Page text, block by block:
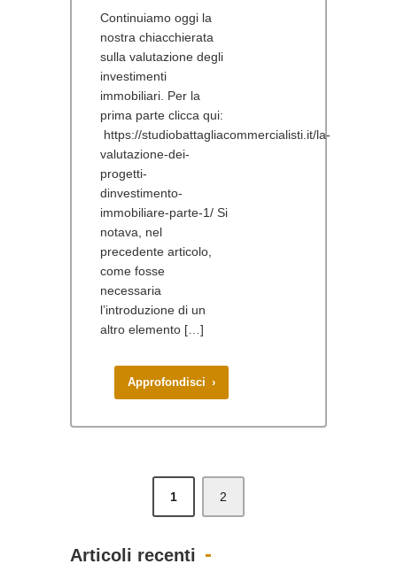
Continuiamo oggi la
nostra chiacchierata
sulla valutazione degli
investimenti
immobiliari. Per la
prima parte clicca qui:
https://studiobattagliacommercialisti.it/la-
valutazione-dei-
progetti-
dinvestimento-
immobiliare-parte-1/ Si
notava, nel
precedente articolo,
come fosse
necessaria
l’introduzione di un
altro elemento […]
Approfondisci ›
1 2
Articoli recenti